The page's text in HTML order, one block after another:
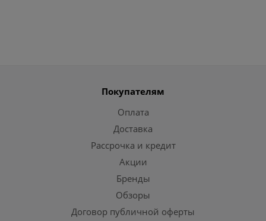
Покупателям
Оплата
Доставка
Рассрочка и кредит
Акции
Бренды
Обзоры
Договор публичной оферты